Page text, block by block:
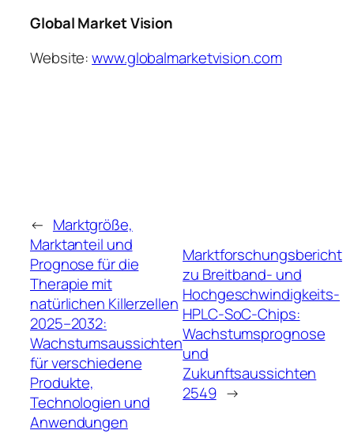
Global Market Vision
Website:www.globalmarketvision.com
← Marktgröße,
Marktanteil und
Prognose für die
Therapie mit
natürlichen Killerzellen
2025–2032:
Wachstumsaussichten
für verschiedene
Produkte,
Technologien und
Anwendungen
Marktforschungsbericht
zu Breitband- und
Hochgeschwindigkeits-
HPLC-SoC-Chips:
Wachstumsprognose
und
Zukunftsaussichten
2549 →